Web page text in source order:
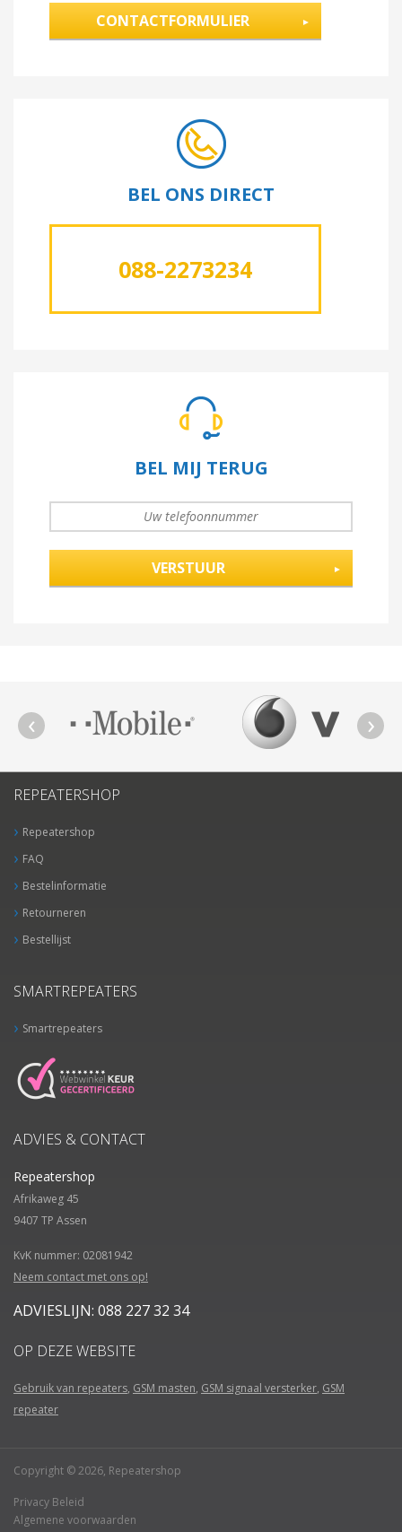
CONTACTFORMULIER
BEL ONS DIRECT
088-2273234
BEL MIJ TERUG
UW TELEFOONNUMMER*
REPEATERSHOP
Repeatershop
FAQ
Bestelinformatie
Retourneren
Bestellijst
SMARTREPEATERS
Smartrepeaters
ADVIES & CONTACT
Repeatershop
Afrikaweg 45
9407 TP Assen
KvK nummer: 02081942
Neem contact met ons op!
ADVIESLIJN: 088 227 32 34
OP DEZE WEBSITE
Gebruik van repeaters, GSM masten, GSM signaal versterker, GSM
repeater
Copyright © 2026, Repeatershop
Privacy Beleid
Algemene voorwaarden